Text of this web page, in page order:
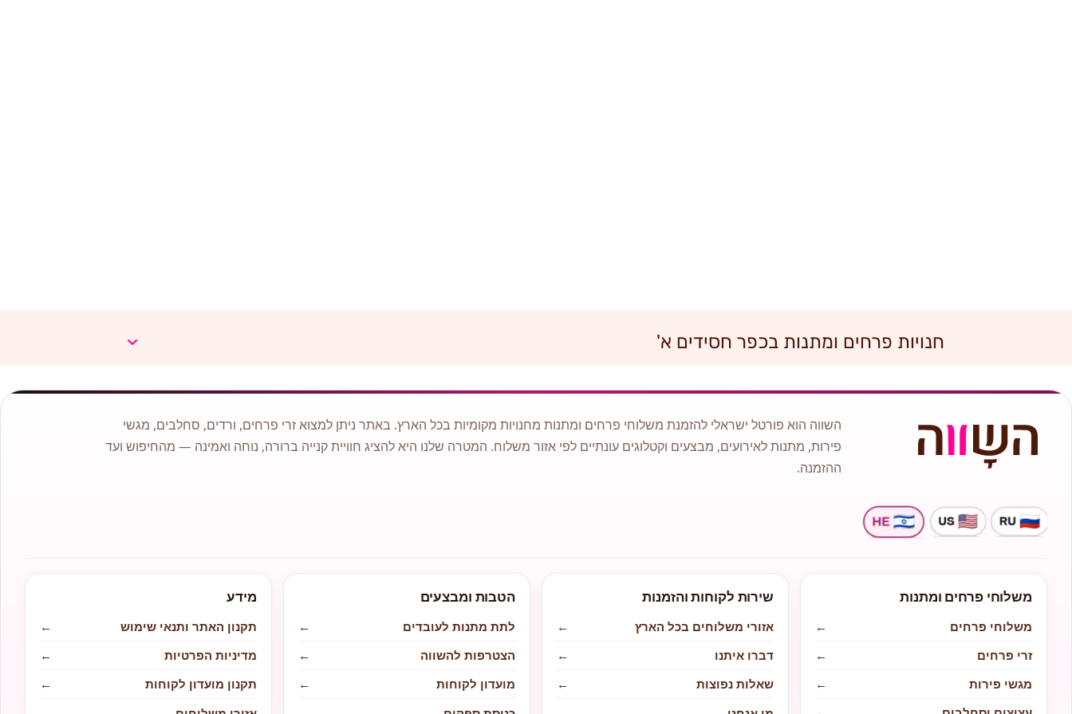
חנויות פרחים ומתנות בכפר חסידים א'
השווה הוא פורטל ישראלי להזמנת משלוחי פרחים ומתנות מחנויות מקומיות בכל הארץ. באתר ניתן למצוא זרי פרחים, ורדים, סחלבים, מגשי
פירות, מתנות לאירועים, מבצעים וקטלוגים עונתיים לפי אזור משלוח. המטרה שלנו היא להציג חוויית קנייה ברורה, נוחה ואמינה — מהחיפוש ועד
ההזמנה.
משלוחי פרחים ומתנות
משלוחי פרחים
←
זרי פרחים
←
מגשי פירות
←
שירות לקוחות והזמנות
אזורי משלוחים בכל הארץ
←
דברו איתנו
←
שאלות נפוצות
←
הטבות ומבצעים
לתת מתנות לעובדים
←
הצטרפות להשווה
←
מועדון לקוחות
←
מידע
תקנון האתר ותנאי שימוש
←
מדיניות הפרטיות
←
תקנון מועדון לקוחות
←